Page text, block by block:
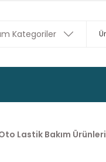
Lastik Bakım Ürünleri